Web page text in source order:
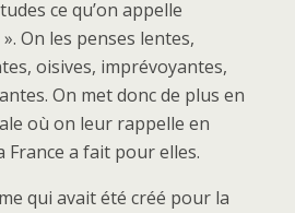
ce qu’on appelle
On les penses lentes,
oisives, imprévoyantes,
On met donc de plus en
où on leur rappelle en
France a fait pour elles.
qui avait été créé pour la